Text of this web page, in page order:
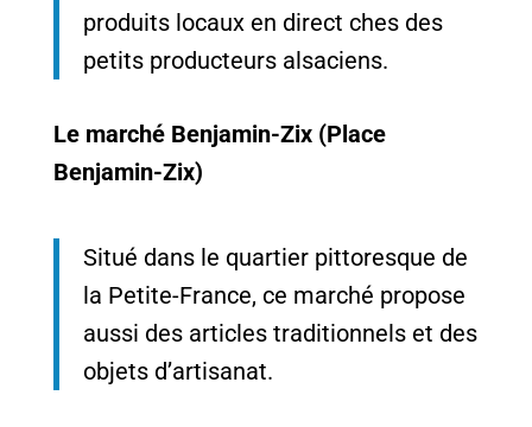
produits locaux en direct ches des
petits producteurs alsaciens.
Le marché Benjamin-Zix (Place
Benjamin-Zix)
Situé dans le quartier pittoresque de
la Petite-France, ce marché propose
aussi des articles traditionnels et des
objets d’artisanat.